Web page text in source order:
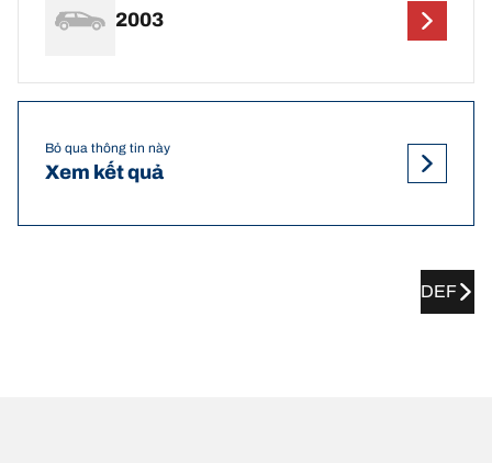
2003
Bỏ qua thông tin này
Xem kết quả
DEF